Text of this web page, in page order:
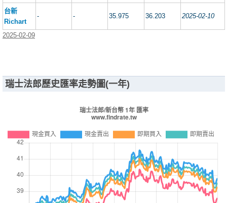
台新
Richart
- - 35.975 36.203 2025-02-10
2025-02-09
瑞士法郎歷史匯率走勢圖(一年)